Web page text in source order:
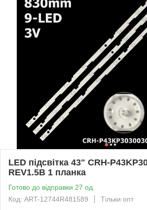
LED підсвітка 43" CRH-
REV1.5B 1 планка
Готово до відправки 27 од.
Код: ART-12744R481589
Тільки опт